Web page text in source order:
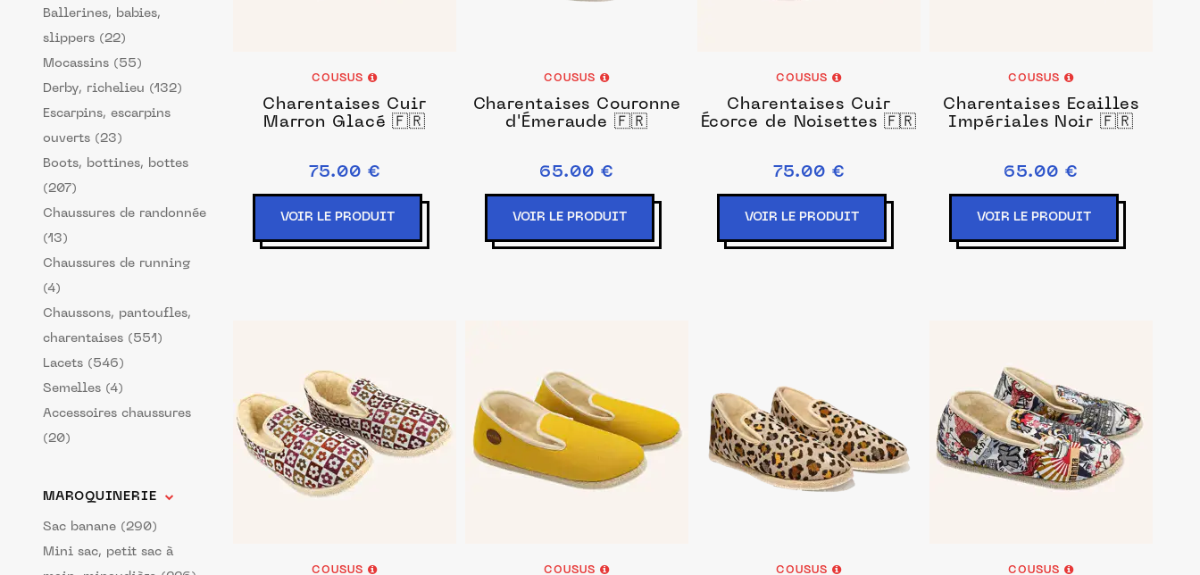
Ballerines, babies,
slippers (22)
Mocassins (55)
Derby, richelieu (132)
Escarpins, escarpins
ouverts (23)
Boots, bottines, bottes
(207)
Chaussures de randonnée
(13)
Chaussures de running
(4)
Chaussons, pantoufles,
charentaises (551)
Lacets (546)
Semelles (4)
Accessoires chaussures
(20)
MAROQUINERIE
Sac banane (290)
Mini sac, petit sac à
COUSUS
Charentaises Cuir
Marron Glacé 🇫🇷
75.00 €
VOIR LE PRODUIT
COUSUS
Charentaises Couronne
d'Émeraude 🇫🇷
65.00 €
VOIR LE PRODUIT
COUSUS
Charentaises Cuir
Écorce de Noisettes 🇫🇷
75.00 €
VOIR LE PRODUIT
COUSUS
Charentaises Ecailles
Impériales Noir 🇫🇷
65.00 €
VOIR LE PRODUIT
COUSUS COUSUS COUSUS COUSUS